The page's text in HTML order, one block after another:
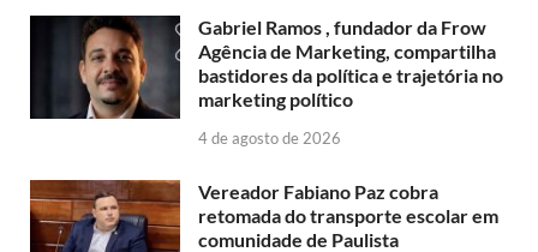
Gabriel Ramos , fundador da Frow
Agência de Marketing, compartilha
bastidores da política e trajetória no
marketing político
4 de agosto de 2026
Vereador Fabiano Paz cobra
retomada do transporte escolar em
comunidade de Paulista